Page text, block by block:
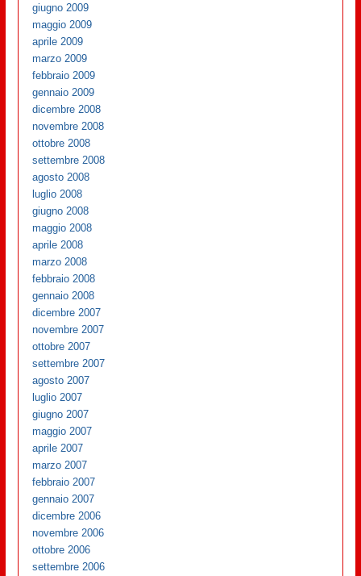
giugno 2009
maggio 2009
aprile 2009
marzo 2009
febbraio 2009
gennaio 2009
dicembre 2008
novembre 2008
ottobre 2008
settembre 2008
agosto 2008
luglio 2008
giugno 2008
maggio 2008
aprile 2008
marzo 2008
febbraio 2008
gennaio 2008
dicembre 2007
novembre 2007
ottobre 2007
settembre 2007
agosto 2007
luglio 2007
giugno 2007
maggio 2007
aprile 2007
marzo 2007
febbraio 2007
gennaio 2007
dicembre 2006
novembre 2006
ottobre 2006
settembre 2006